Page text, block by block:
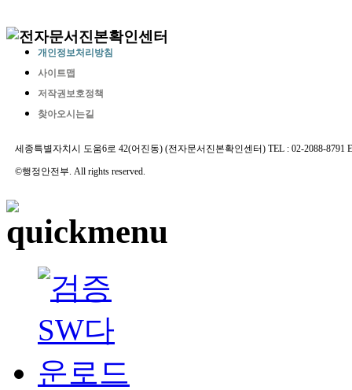
개인정보처리방침
사이트맵
저작권보호정책
찾아오시는길
세종특별자치시 도움6로 42(어진동) (전자문서진본확인센터) TEL : 02-2088-8791
©행정안전부. All rights reserved.